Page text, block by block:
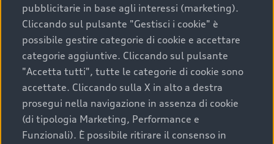
Scegliere un’auto usata è una decisione che coniuga
convenienza, affidabilità e sostenibilità. Per fare un
acquisto sicuro, è essenziale considerare aspetti
determinanti come la garanzia inclusa e l’affidabilità del
marchio. Audi offre l’auto usata perfetta tramite Audi
Prima Scelta :plus
pubblicitarie in base agli interessi (marketing).
Cliccando sul pulsante "Gestisci i cookie" è
possibile gestire categorie di cookie e accettare
categorie aggiuntive. Cliccando sul pulsante
"Accetta tutti", tutte le categorie di cookie sono
accettate. Cliccando sulla X in alto a destra
prosegui nella navigazione in assenza di cookie
(di tipologia Marketing, Performance e
Funzionali). È possibile ritirare il consenso in